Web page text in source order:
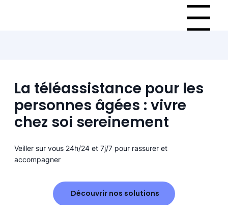
Menu
La téléassistance pour les
personnes âgées : vivre
chez soi sereinement
Veiller sur vous 24h/24 et 7j/7 pour rassurer et
accompagner
Découvrir nos solutions